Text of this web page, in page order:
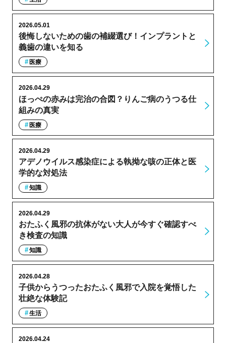
後悔しないための歯の補綴選び！インプラントと
義歯の違いを知る
2026.05.01
医療
ほっぺの赤みは完治の合図？りんご病のうつる仕
組みの真実
2026.04.29
医療
アデノウイルス感染症による執拗な咳の正体と医
学的な対処法
2026.04.29
知識
おたふく風邪の抗体がない大人が今すぐ確認すべ
き検査の知識
2026.04.29
知識
子供からうつったおたふく風邪で入院を覚悟した
壮絶な体験記
2026.04.28
生活
2026.04.24